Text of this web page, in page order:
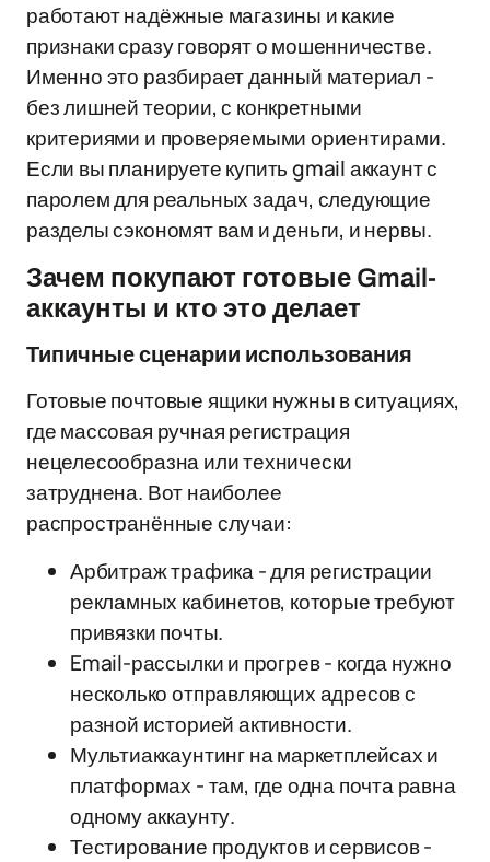
работают надёжные магазины и какие
признаки сразу говорят о мошенничестве.
Именно это разбирает данный материал -
без лишней теории, с конкретными
критериями и проверяемыми ориентирами.
Если вы планируете купить gmail аккаунт с
паролем для реальных задач, следующие
разделы сэкономят вам и деньги, и нервы.
Зачем покупают готовые Gmail-
аккаунты и кто это делает
Типичные сценарии использования
Готовые почтовые ящики нужны в ситуациях,
где массовая ручная регистрация
нецелесообразна или технически
затруднена. Вот наиболее
распространённые случаи:
Арбитраж трафика - для регистрации
рекламных кабинетов, которые требуют
привязки почты.
Email-рассылки и прогрев - когда нужно
несколько отправляющих адресов с
разной историей активности.
Мультиаккаунтинг на маркетплейсах и
платформах - там, где одна почта равна
одному аккаунту.
Тестирование продуктов и сервисов -